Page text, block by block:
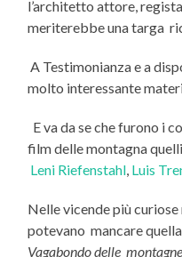
l’architetto attore,
meriterebbe una targa
A Testimonianza e a
molto interessante
E va da se che furono i
film delle montagna
Leni Riefenstahl Luis
Nelle vicende più
potevano mancare
Vagabondo delle montagne